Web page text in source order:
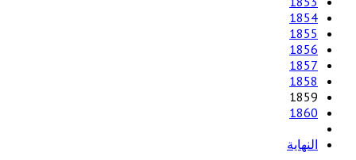
1854
1855
1856
1857
1858
1859
1860
النهاية